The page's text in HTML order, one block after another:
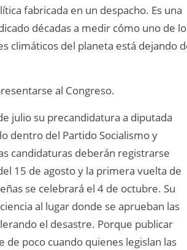
fabricada en un despacho. Es una
décadas a medir cómo uno de
climáticos del planeta está dejando
al Congreso.
julio su precandidatura a diputada
dentro del Partido Socialismo y
candidaturas deberán registrarse
15 de agosto y la primera vuelta de
se celebrará el 4 de octubre. Su
al lugar donde se aprueban las
el desastre. Porque publicar
de poco cuando quienes legislan las